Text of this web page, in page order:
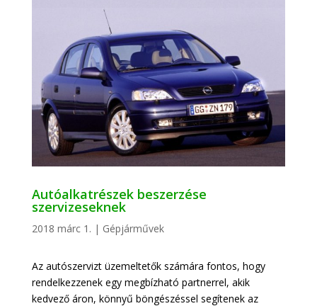
Autóalkatrészek beszerzése
szervizeseknek
2018 márc 1. | Gépjárművek
Az autószervizt üzemeltetők számára fontos, hogy
rendelkezzenek egy megbízható partnerrel, akik
kedvező áron, könnyű böngészéssel segítenek az